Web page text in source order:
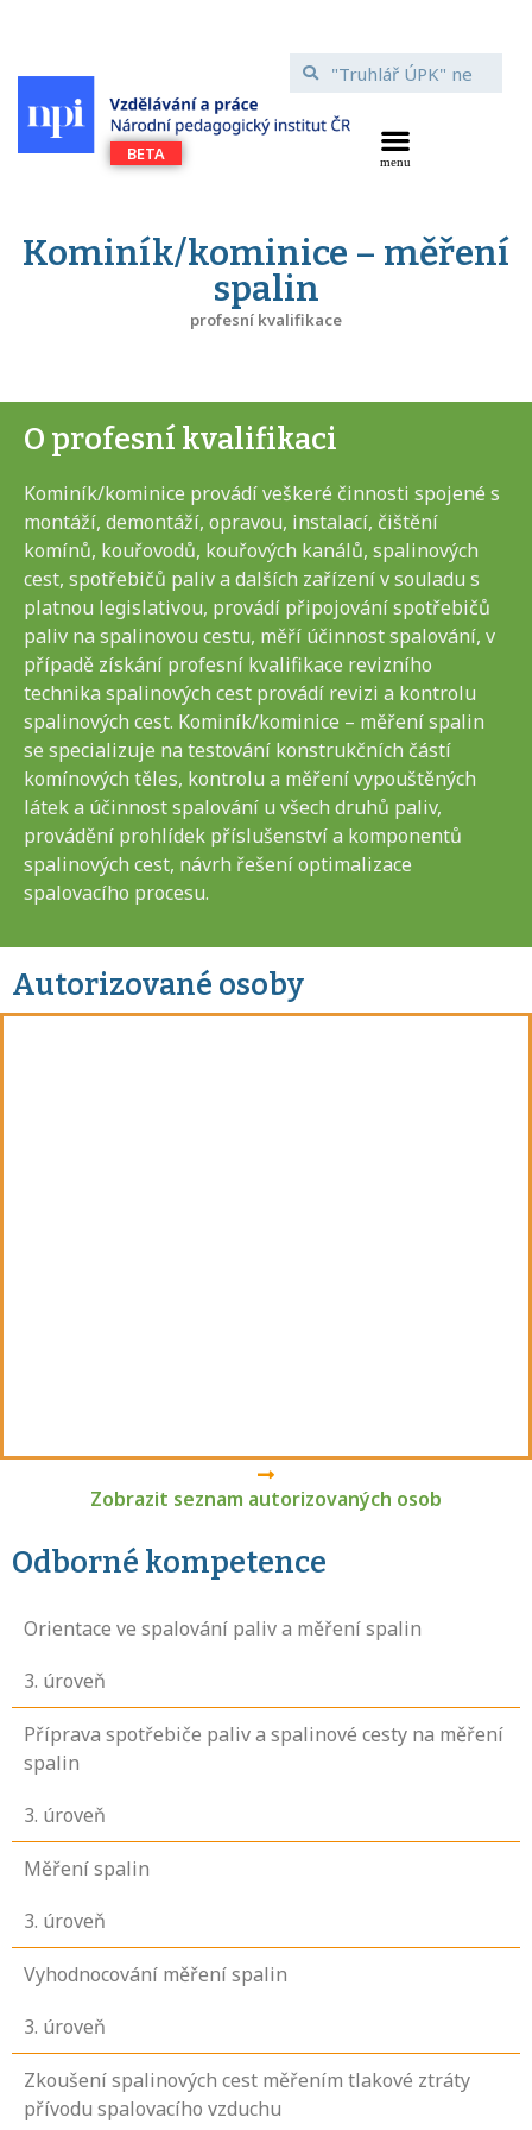
Kominík/kominice – měření
spalin
profesní kvalifikace
O profesní kvalifikaci
Kominík/kominice provádí veškeré činnosti spojené s
montáží, demontáží, opravou, instalací, čištění
komínů, kouřovodů, kouřových kanálů, spalinových
cest, spotřebičů paliv a dalších zařízení v souladu s
platnou legislativou, provádí připojování spotřebičů
paliv na spalinovou cestu, měří účinnost spalování, v
případě získání profesní kvalifikace revizního
technika spalinových cest provádí revizi a kontrolu
spalinových cest. Kominík/kominice – měření spalin
se specializuje na testování konstrukčních částí
komínových těles, kontrolu a měření vypouštěných
látek a účinnost spalování u všech druhů paliv,
provádění prohlídek příslušenství a komponentů
spalinových cest, návrh řešení optimalizace
spalovacího procesu.
Autorizované osoby
Zobrazit seznam autorizovaných osob
Odborné kompetence
Orientace ve spalování paliv a měření spalin
3. úroveň
Příprava spotřebiče paliv a spalinové cesty na měření
spalin
3. úroveň
Měření spalin
3. úroveň
Vyhodnocování měření spalin
3. úroveň
Zkoušení spalinových cest měřením tlakové ztráty
přívodu spalovacího vzduchu